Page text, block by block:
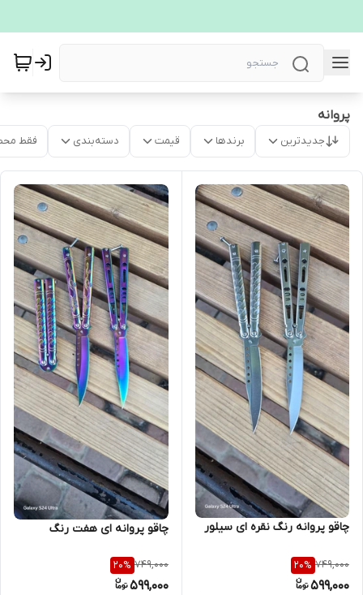
پروانه
جدیدترین برندها قیمت دسته‌بندی فقط
چاقو پروانه رنگ نقره ای سیلور
749,000
20%
599,000
چاقو پروانه ای هفت رنگ
749,000
20%
599,000